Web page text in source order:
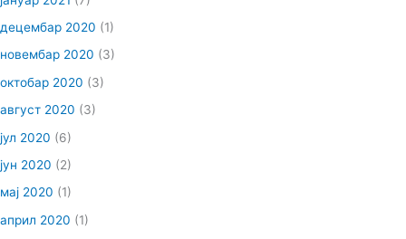
децембар 2020 (1)
новембар 2020 (3)
октобар 2020 (3)
август 2020 (3)
јул 2020 (6)
јун 2020 (2)
мај 2020 (1)
април 2020 (1)